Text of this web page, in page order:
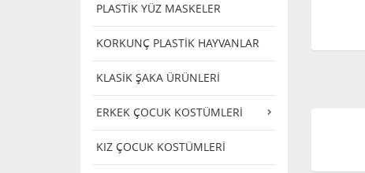
PLASTİK YÜZ MASKELER
KORKUNÇ PLASTİK HAYVANLAR
KLASİK ŞAKA ÜRÜNLERİ
ERKEK ÇOCUK KOSTÜMLERİ
KIZ ÇOCUK KOSTÜMLERİ